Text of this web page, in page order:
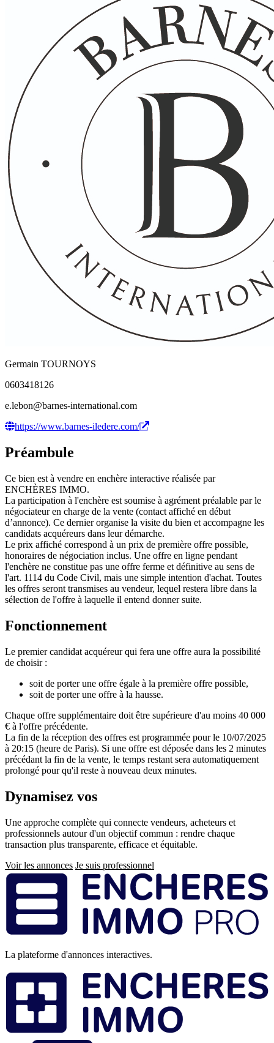
Germain TOURNOYS
0603418126
e.lebon@barnes-international.com
https://www.barnes-iledere.com/
Préambule
Ce bien est à vendre en enchère interactive réalisée par
ENCHÈRES IMMO.
La participation à l'enchère est soumise à agrément préalable par le
négociateur en charge de la vente (contact affiché en début
d’annonce). Ce dernier organise la visite du bien et accompagne les
candidats acquéreurs dans leur démarche.
Le prix affiché correspond à un prix de première offre possible,
honoraires de négociation inclus. Une offre en ligne pendant
l'enchère ne constitue pas une offre ferme et définitive au sens de
l'art. 1114 du Code Civil, mais une simple intention d'achat. Toutes
les offres seront transmises au vendeur, lequel restera libre dans la
sélection de l'offre à laquelle il entend donner suite.
Fonctionnement
Le premier candidat acquéreur qui fera une offre aura la possibilité
de choisir :
soit de porter une offre égale à la première offre possible,
soit de porter une offre à la hausse.
Chaque offre supplémentaire doit être supérieure d'au moins 40 000
€ à l'offre précédente.
La fin de la réception des offres est programmée pour le 10/07/2025
à 20:15 (heure de Paris). Si une offre est déposée dans les 2 minutes
précédant la fin de la vente, le temps restant sera automatiquement
prolongé pour qu'il reste à nouveau deux minutes.
Dynamisez vos
Une approche complète qui connecte vendeurs, acheteurs et
professionnels autour d'un objectif commun : rendre chaque
transaction plus transparente, efficace et équitable.
Voir les annonces Je suis professionnel
Pied
de
page
La plateforme d'annonces interactives.